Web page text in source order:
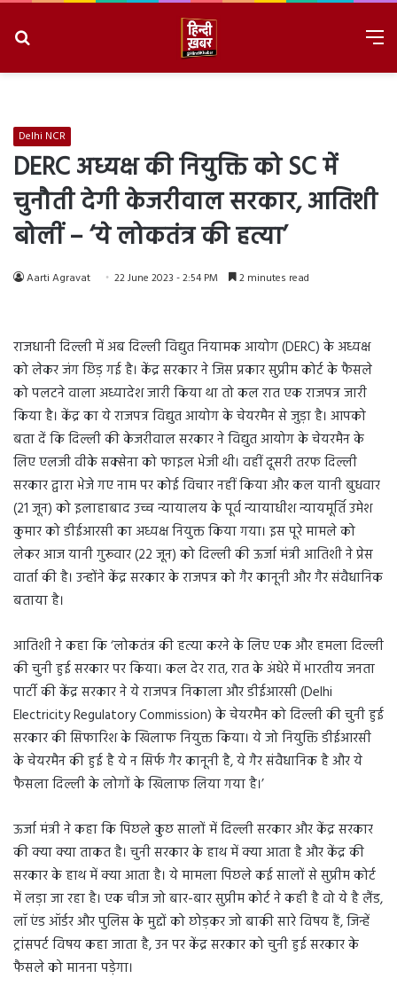
Delhi NCR
DERC अध्यक्ष की नियुक्ति को SC में
चुनौती देगी केजरीवाल सरकार, आतिशी
बोलीं – ‘ये लोकतंत्र की हत्या’
Aarti Agravat 22 June 2023 - 2:54 PM 2 minutes read
राजधानी दिल्ली में अब दिल्ली विद्युत नियामक आयोग (DERC) के अध्यक्ष
को लेकर जंग छिड़ गई है। केंद्र सरकार ने जिस प्रकार सुप्रीम कोर्ट के फैसले
को पलटने वाला अध्यादेश जारी किया था तो कल रात एक राजपत्र जारी
किया है। केंद्र का ये राजपत्र विद्युत आयोग के चेयरमैन से जुड़ा है। आपको
बता दें कि दिल्ली की केजरीवाल सरकार ने विद्युत आयोग के चेयरमैन के
लिए एलजी वीके सक्सेना को फाइल भेजी थी। वहीं दूसरी तरफ दिल्ली
सरकार द्वारा भेजे गए नाम पर कोई विचार नहीं किया और कल यानी बुधवार
(21 जून) को इलाहाबाद उच्च न्यायालय के पूर्व न्यायाधीश न्यायमूर्ति उमेश
कुमार को डीईआरसी का अध्यक्ष नियुक्त किया गया। इस पूरे मामले को
लेकर आज यानी गुरूवार (22 जून) को दिल्ली की ऊर्जा मंत्री आतिशी ने प्रेस
वार्ता की है। उन्होंने केंद्र सरकार के राजपत्र को गैर कानूनी और गैर संवैधानिक
बताया है।
आतिशी ने कहा कि ‘लोकतंत्र की हत्या करने के लिए एक और हमला दिल्ली
की चुनी हुई सरकार पर किया। कल देर रात, रात के अंधेरे में भारतीय जनता
पार्टी की केंद्र सरकार ने ये राजपत्र निकाला और डीईआरसी (Delhi
Electricity Regulatory Commission) के चेयरमैन को दिल्ली की चुनी हुई
सरकार की सिफारिश के खिलाफ नियुक्त किया। ये जो नियुक्ति डीईआरसी
के चेयरमैन की हुई है ये न सिर्फ गैर कानूनी है, ये गैर संवैधानिक है और ये
फैसला दिल्ली के लोगों के खिलाफ लिया गया है।’
ऊर्जा मंत्री ने कहा कि पिछले कुछ सालों में दिल्ली सरकार और केंद्र सरकार
की क्या क्या ताकत है। चुनी सरकार के हाथ में क्या आता है और केंद्र की
सरकार के हाथ में क्या आता है। ये मामला पिछले कई सालों से सुप्रीम कोर्ट
में लड़ा जा रहा है। एक चीज जो बार-बार सुप्रीम कोर्ट ने कही है वो ये है लैंड,
लॉ एंड ऑर्डर और पुलिस के मुद्दों को छोड़कर जो बाकी सारे विषय हैं, जिन्हें
ट्रांसपर्ट विषय कहा जाता है, उन पर केंद्र सरकार को चुनी हुई सरकार के
फैसले को मानना पड़ेगा।